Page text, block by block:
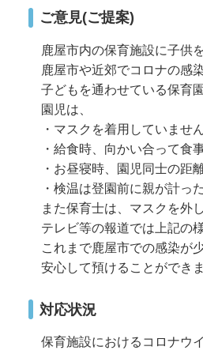
ご意見(ご提案)
鹿屋市内の保育施設に子供
鹿屋市や近郊でコロナの感
子どもを通わせている保育
園児は、
・マスクを着用していませ
・給食時、向かい合って食
・お昼寝時、園児同士の距
・検温は登園前に親が計っ
また保育士は、マスクを外
テレビ等の報道では上記の
これまで鹿屋市での感染が
安心して預けることができま
対応状況
保育施設におけるコロナウ